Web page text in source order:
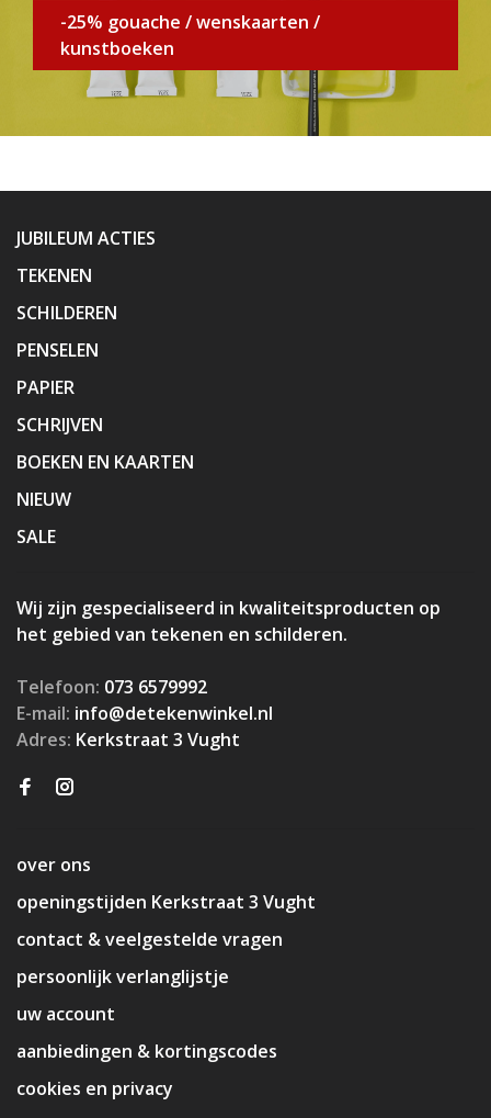
-25% gouache / wenskaarten /
kunstboeken
JUBILEUM ACTIES
TEKENEN
SCHILDEREN
PENSELEN
PAPIER
SCHRIJVEN
BOEKEN EN KAARTEN
NIEUW
SALE
Wij zijn gespecialiseerd in kwaliteitsproducten op
het gebied van tekenen en schilderen.
Telefoon: 073 6579992
E-mail: info@detekenwinkel.nl
Adres: Kerkstraat 3 Vught
over ons
openingstijden Kerkstraat 3 Vught
contact & veelgestelde vragen
persoonlijk verlanglijstje
uw account
aanbiedingen & kortingscodes
cookies en privacy